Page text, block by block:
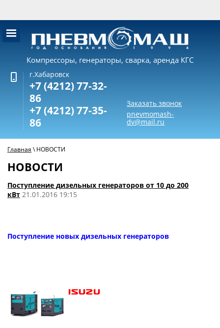
Компрессоры, генераторы, сварка, аренда КГС
г.Хабаровск
+7 (4212) 77-32-
86
+7 (4212) 77-35-
86
Заказать звонок
pnevmomash-
dv@mail.ru
Главная \НОВОСТИ
НОВОСТИ
Поступление дизельных генераторов от 10 до 200
кВт 21.01.2016 19:15
Поступление новых дизельных генераторов